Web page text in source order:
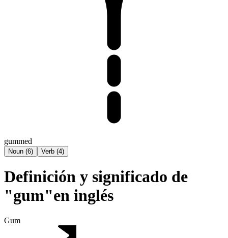
gummed
Noun (6) Verb (4)
Definición y significado de
"gum"en inglés
Gum